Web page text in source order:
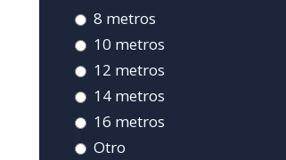
8 metros
10 metros
12 metros
14 metros
16 metros
Otro